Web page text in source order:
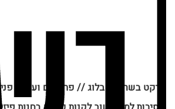
פרקט בשרון בלוג// פרקטים ועיצוב פנים